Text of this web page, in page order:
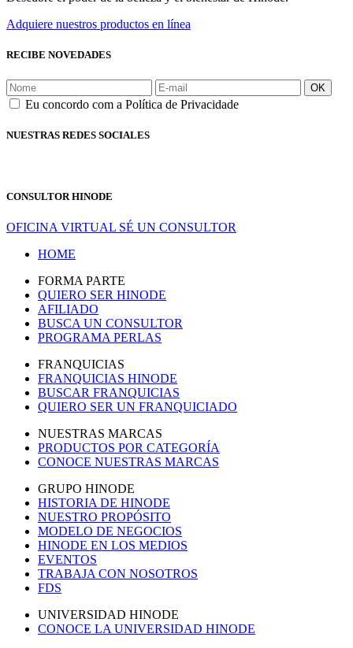
Adquiere nuestros productos en línea
RECIBE NOVEDADES
OK
Eu concordo com a Política de Privacidade
NUESTRAS REDES SOCIALES
CONSULTOR HINODE
OFICINA VIRTUAL SÉ UN CONSULTOR
HOME
FORMA PARTE
QUIERO SER HINODE
AFILIADO
BUSCA UN CONSULTOR
PROGRAMA PERLAS
FRANQUICIAS
FRANQUICIAS HINODE
BUSCAR FRANQUICIAS
QUIERO SER UN FRANQUICIADO
NUESTRAS MARCAS
PRODUCTOS POR CATEGORÍA
CONOCE NUESTRAS MARCAS
GRUPO HINODE
HISTORIA DE HINODE
NUESTRO PROPÓSITO
MODELO DE NEGOCIOS
HINODE EN LOS MEDIOS
EVENTOS
TRABAJA CON NOSOTROS
FDS
UNIVERSIDAD HINODE
CONOCE LA UNIVERSIDAD HINODE